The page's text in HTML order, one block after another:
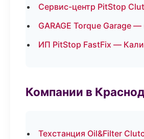
Сервис-центр PitStop
GARAGE Torque Garage
ИП PitStop FastFix —
Компании в
Техстанция Oil&Filter